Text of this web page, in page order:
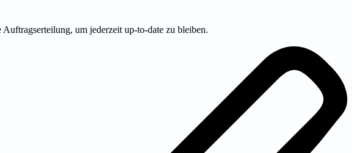
um jederzeit up-to-date zu bleiben.